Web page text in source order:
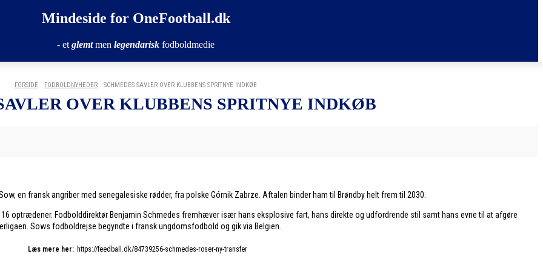
Mindeside for OneFootball.dk
- et glemtmen legendarisk fodboldmedie
FORSIDE FODBOLDNYHEDER SCHMEDES SAVLER OVER KLUBBENS SPRITNYE INDKØB
OVER KLUBBENS SPRITNYE INDKØB
en fransk angriber med senegalesiske rødder, fra polske Górnik Zabrze. Aftalen binder ham til Brøndby helt frem til 2030.
optrædener. Fodbolddirektør Benjamin Schmedes fremhæver især hans eksplosive fart, hans direkte og udfordrende stil samt hans evne til at afgøre
Sows fodboldrejse begyndte i fransk ungdomsfodbold og gik via Belgien.
Læs mere her: https://feedball.dk/84739256-schmedes-roser-ny-transfer